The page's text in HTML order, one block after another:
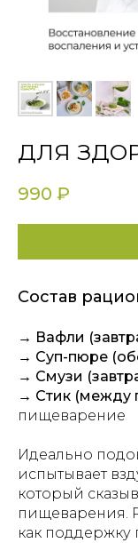
ДЛЯ
990 ₽
Состав
→ Вафли
→ Суп-пюре
→ Смузи
→ Стик (между
пищеварение
Идеально
испытывает
который
пищеварения.
как поддержку